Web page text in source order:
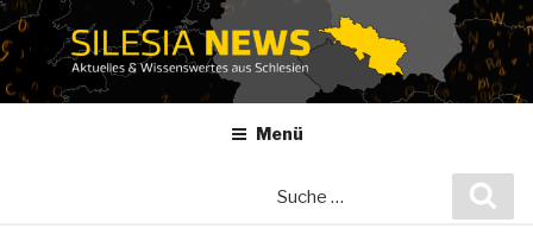
Zum
Inhalt
springen
Menü